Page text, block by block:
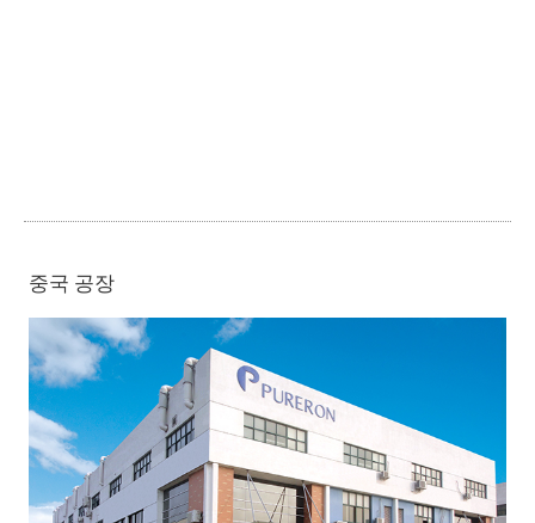
중국 공장